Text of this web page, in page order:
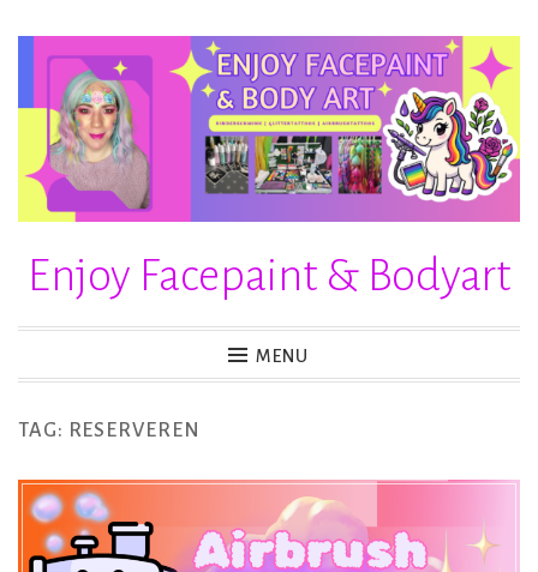
content
Enjoy Facepaint & Bodyart
MENU
TAG: RESERVEREN